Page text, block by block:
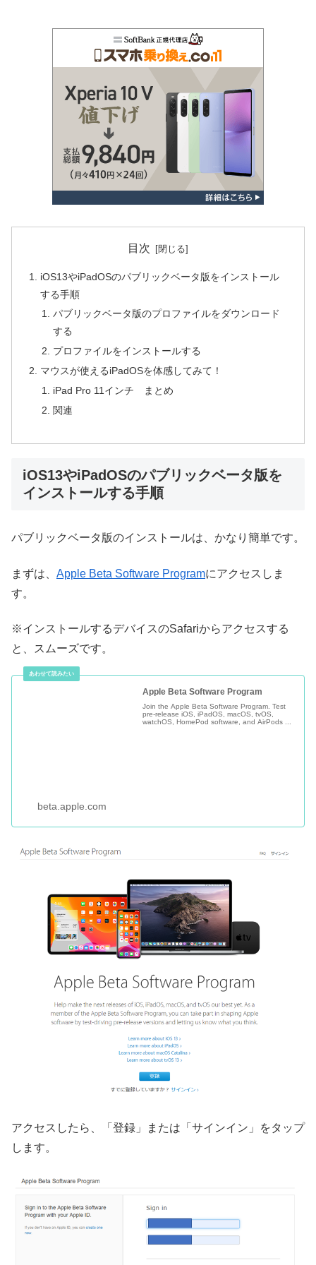
目次
iOS13やiPadOSのパブリックベータ版をインストール
する手順
パブリックベータ版のプロファイルをダウンロード
する
プロファイルをインストールする
マウスが使えるiPadOSを体感してみて！
iPad Pro 11インチ まとめ
関連
iOS13やiPadOSのパブリックベータ版を
インストールする手順
パブリックベータ版のインストールは、かなり簡単です。
まずは、 Apple Beta Software Programにアクセスしま
す。
※インストールするデバイスのSafariからアクセスする
と、スムーズです。
Apple Beta Software Program
Join the Apple Beta Software Program. Test
pre-release iOS, iPadOS, macOS, tvOS,
watchOS, HomePod software, and AirPods ...
beta.apple.com
アクセスしたら、「登録」または「サインイン」をタップ
します。